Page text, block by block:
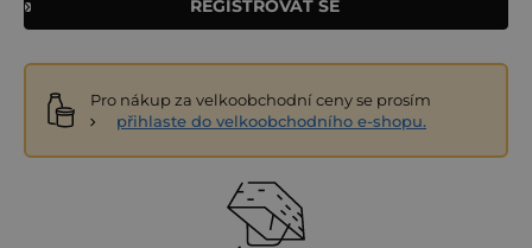
REGISTROVAT SE
Pro nákup za velkoobchodní ceny se prosím
přihlaste do velkoobchodního e-shopu.